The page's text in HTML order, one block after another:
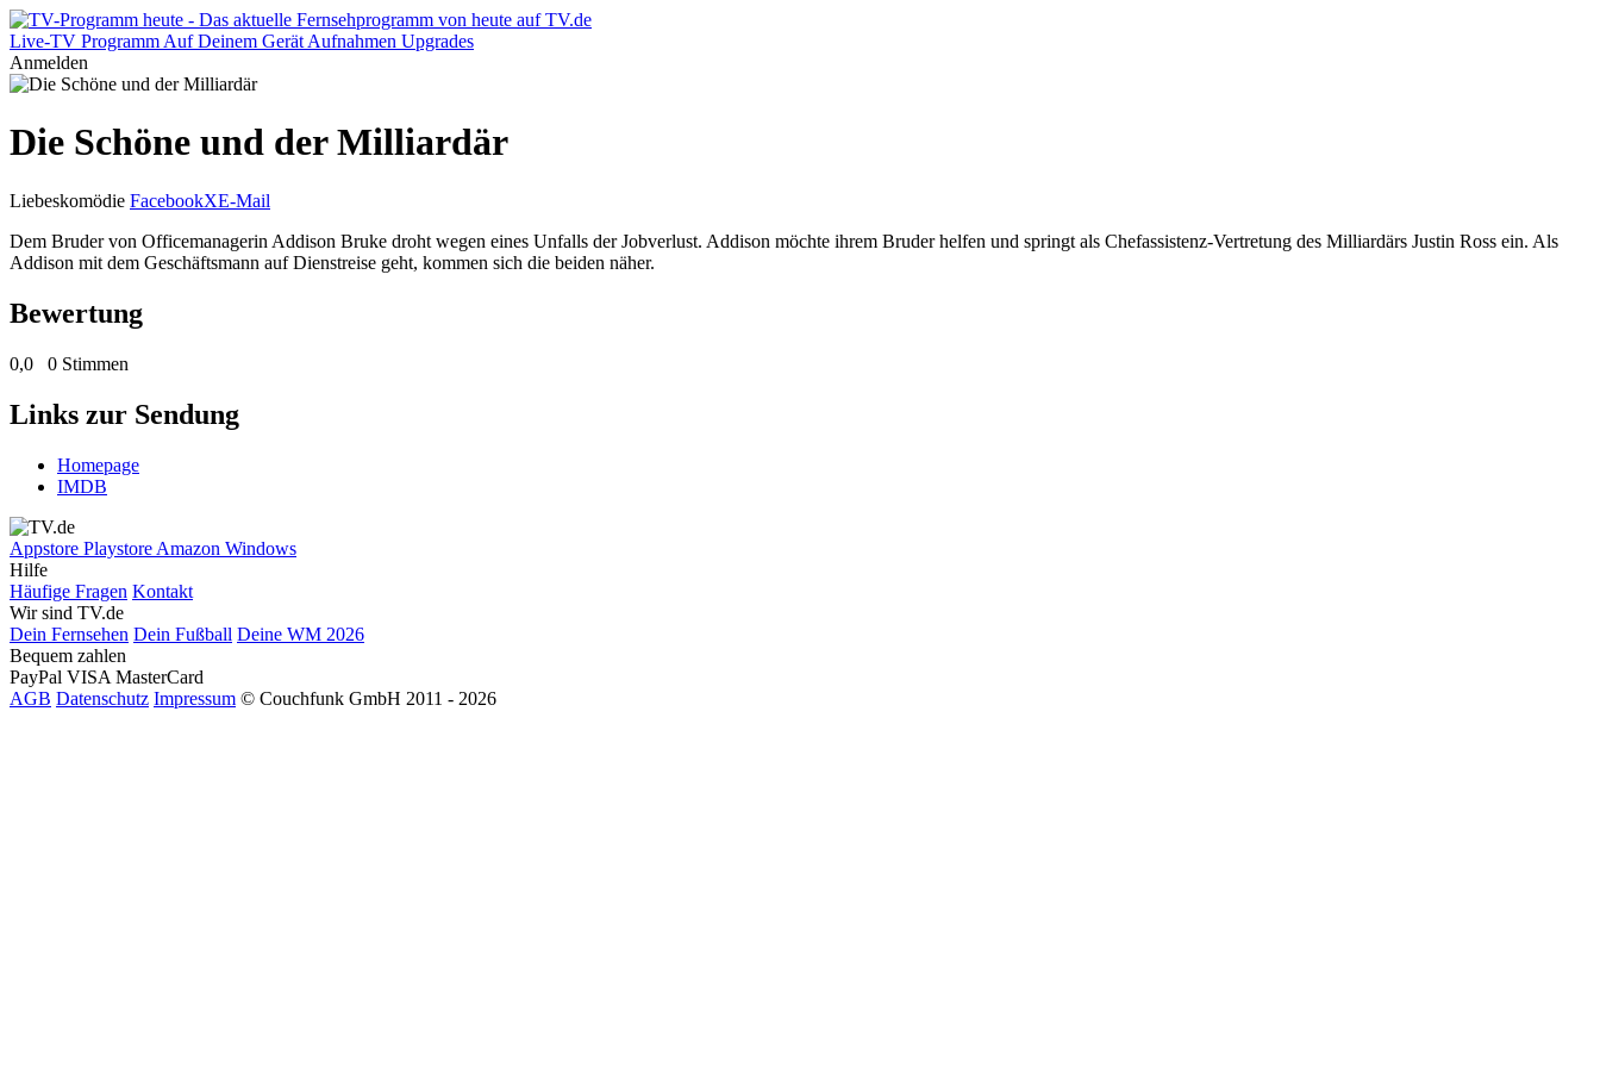
Live-TV Programm Auf Deinem Gerät Aufnahmen Upgrades
Anmelden
Die Schöne und der Milliardär
Liebeskomödie FacebookXE-Mail
Dem Bruder von Officemanagerin Addison Bruke droht wegen eines Unfalls der Jobverlust. Addison möchte ihrem Bruder helfen und springt als Chefassistenz-Vertretung des Milliardärs Justin Ross ein. Als
Addison mit dem Geschäftsmann auf Dienstreise geht, kommen sich die beiden näher.
Bewertung
0,0 0 Stimmen
Links zur Sendung
Homepage
IMDB
Appstore Playstore Amazon Windows
Hilfe
Häufige Fragen Kontakt
Wir sind TV.de
Dein Fernsehen Dein Fußball Deine WM 2026
Bequem zahlen
PayPal VISA MasterCard
AGB Datenschutz Impressum © Couchfunk GmbH 2011 - 2026